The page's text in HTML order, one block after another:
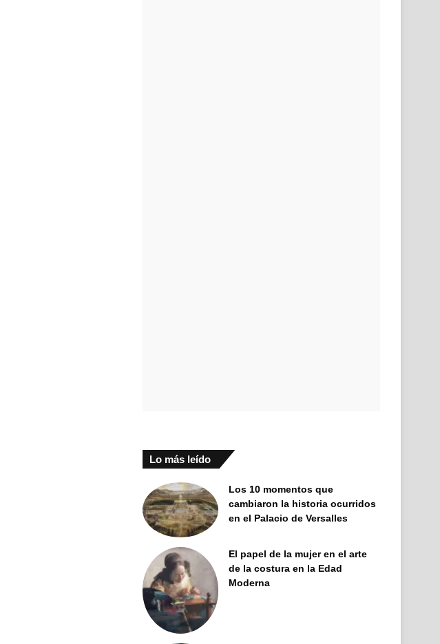
Lo más leído
Los 10 momentos que
cambiaron la historia ocurridos
en el Palacio de Versalles
El papel de la mujer en el arte
de la costura en la Edad
Moderna